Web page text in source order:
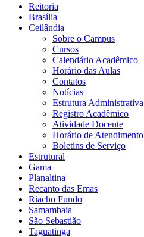
Reitoria
Brasília
Ceilândia
Sobre o Campus
Cursos
Calendário Acadêmico
Horário das Aulas
Contatos
Notícias
Estrutura Administrativa
Registro Acadêmico
Atividade Docente
Horário de Atendimento
Boletins de Serviço
Estrutural
Gama
Planaltina
Recanto das Emas
Riacho Fundo
Samambaia
São Sebastião
Taguatinga